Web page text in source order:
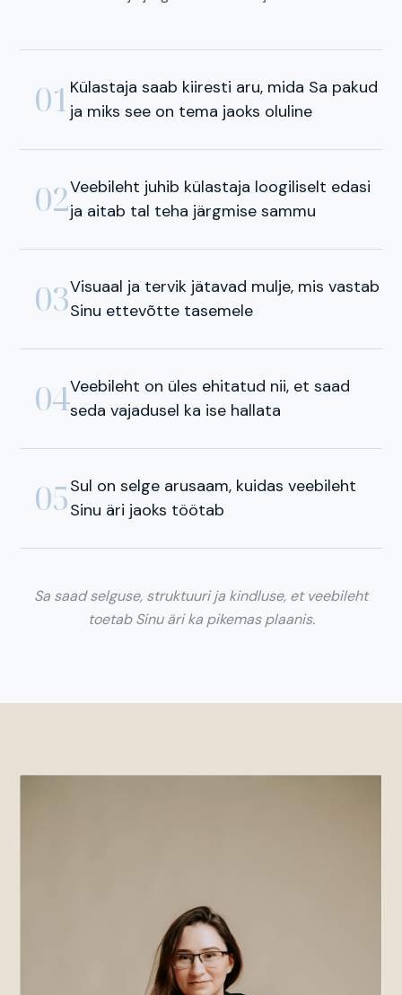
01 Külastaja saab kiiresti aru, mida Sa pakud
ja miks see on tema jaoks oluline
02Veebileht juhib külastaja loogiliselt edasi
ja aitab tal teha järgmise sammu
03Visuaal ja tervik jätavad mulje, mis vastab
Sinu ettevõtte tasemele
04Veebileht on üles ehitatud nii, et saad
seda vajadusel ka ise hallata
05Sul on selge arusaam, kuidas veebileht
Sinu äri jaoks töötab
Sa saad selguse, struktuuri ja kindluse, et veebileht
toetab Sinu äri ka pikemas plaanis.